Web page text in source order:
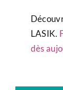
LASIK.
dès